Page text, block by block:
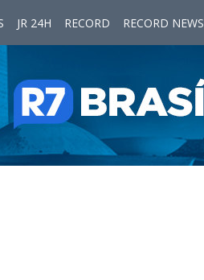
JR 24H RECORD RECORD NEWS